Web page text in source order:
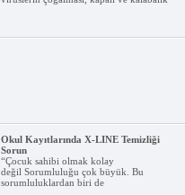
Okul Kayıtlarında X-LINE Temizliği
Sorun
“Çocuk sahibi olmak kolay
değil Sorumluluğu çok büyük. Bu
sorumluluklardan biri de